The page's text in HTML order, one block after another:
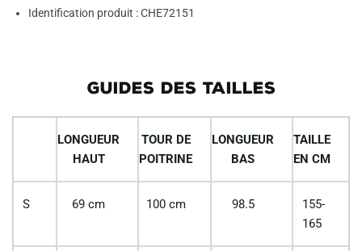
Identification produit : CHE72151
GUIDES DES TAILLES
LONGUEUR
HAUT
TOUR DE
POITRINE
LONGUEUR
BAS
TAILLE
EN CM
S 69 cm 100 cm 98.5
155-
165